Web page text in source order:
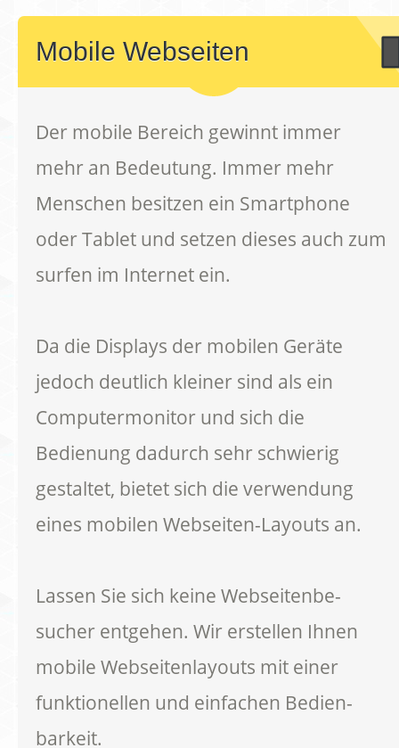
Mobile Webseiten
Der mobile Bereich gewinnt immer
mehr an Bedeutung. Immer mehr
Menschen besitzen ein Smartphone
oder Tablet und setzen dieses auch zum
surfen im Internet ein.
Da die Displays der mobilen Geräte
jedoch deutlich kleiner sind als ein
Computermonitor und sich die
Bedienung dadurch sehr schwierig
gestaltet, bietet sich die verwendung
eines mobilen Webseiten-Layouts an.
Lassen Sie sich keine Webseitenbe-
sucher entgehen. Wir erstellen Ihnen
mobile Webseitenlayouts mit einer
funktionellen und einfachen Bedien-
barkeit.